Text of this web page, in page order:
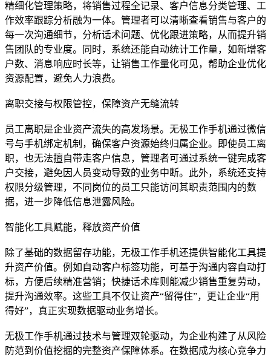
精细化管理策略，将销售过程全记录、客户信息分类管理、工
作效率跟踪分析融为一体。管理者可以清晰查看销售与客户的
每一次沟通细节，分析话术问题、优化跟进策略，从而提升销
售团队的专业度。同时，系统还能自动统计工作量，如新增客
户数、消息响应时长等，让销售工作量化可见，帮助企业优化
资源配置，避免人力浪费。
离职交接与权限管控，保障资产无缝流转
员工离职是企业资产流失的高发场景。无极工作手机通过微信
号与手机绑定机制，确保客户资源始终归属企业。即使员工离
职，也无法擅自带走客户信息，管理者可通过系统一键完成客
户交接，避免因人员变动导致的业务中断。此外，系统还支持
权限分级管理，不同岗位的员工只能访问其职责范围内的数
据，进一步降低信息泄露风险。
智能化工具赋能，释放资产价值
除了基础的数据留存功能，无极工作手机还提供智能化工具提
升资产价值。例如自动客户标签功能，可基于沟通内容自动打
标，方便后续精准营销；快捷话术库则能减少销售重复劳动，
提升沟通效率。这些工具不仅让资产“留得住”，更让企业“用
得好”，真正实现数据驱动业务增长。
无极工作手机通过技术与管理双轮驱动，为企业构建了从风险
防范到价值挖掘的完整资产保障体系。在数据成为核心竞争力